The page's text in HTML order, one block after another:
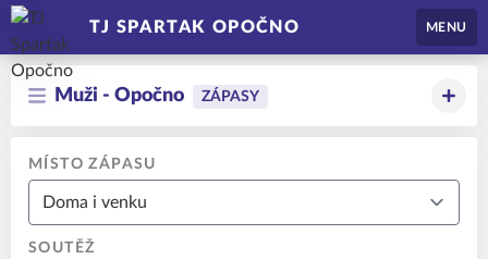
TJ SPARTAK OPOČNO MENU
Muži - Opočno ZÁPASY
MÍSTO ZÁPASU
SOUTĚŽ